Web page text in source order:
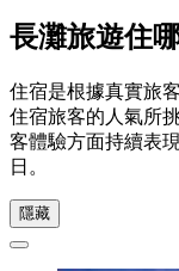
長灘旅遊住
住宿是根據真實旅
住宿旅客的人氣所
客體驗方面持續表
日 。
隱藏